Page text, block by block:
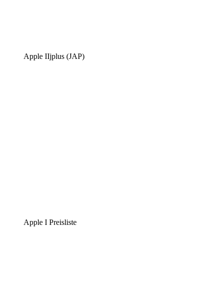
Apple IIjplus (JAP)
Apple I Preisliste